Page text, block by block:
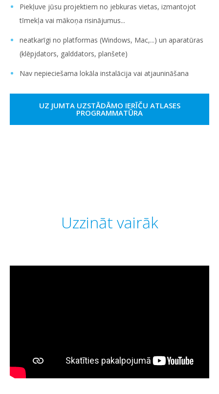
Piekļuve jūsu projektiem no jebkuras vietas, izmantojot
tīmekļa vai mākoņa risinājumus...
neatkarīgi no platformas (Windows, Mac,...) un aparatūras
(klēpjdators, galddators, planšete)
Nav nepieciešama lokāla instalācija vai atjaunināšana
UZ JUMTA UZSTĀDĀMO IERĪČU ATLASES
PROGRAMMATŪRA
Uzzināt vairāk